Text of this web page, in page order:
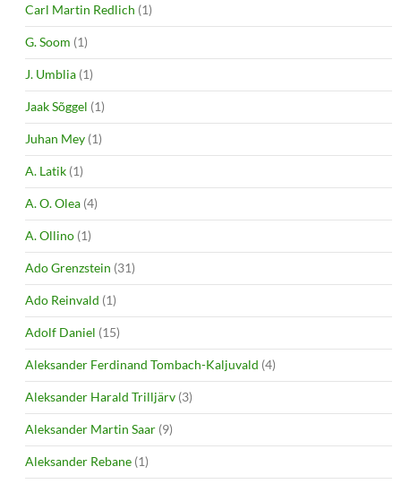
Carl Martin Redlich (1)
G. Soom (1)
J. Umblia (1)
Jaak Sõggel (1)
Juhan Mey (1)
A. Latik (1)
A. O. Olea (4)
A. Ollino (1)
Ado Grenzstein (31)
Ado Reinvald (1)
Adolf Daniel (15)
Aleksander Ferdinand Tombach-Kaljuvald (4)
Aleksander Harald Trilljärv (3)
Aleksander Martin Saar (9)
Aleksander Rebane (1)